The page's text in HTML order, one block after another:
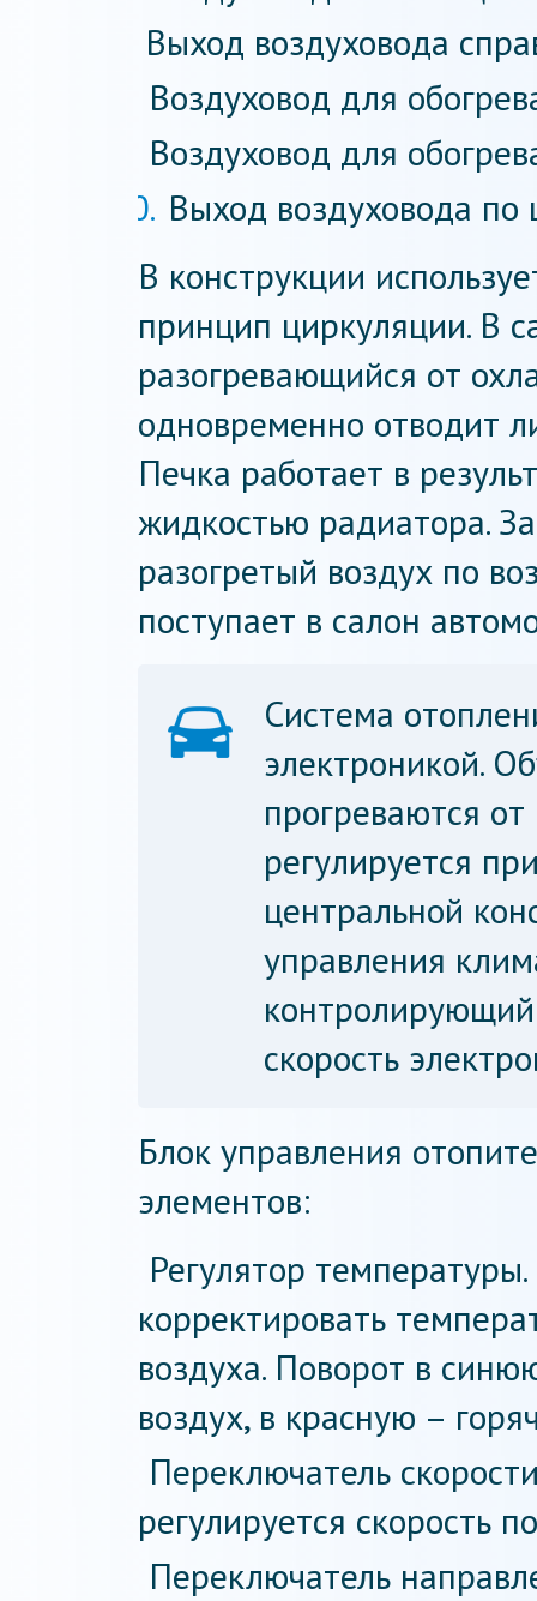
Выход воздуховода
Воздуховод для
Воздуховод для
Выход воздуховода по
В конструкции
принцип циркуляции. В
разогревающийся от
одновременно отводит
Печка работает в
жидкостью радиатора.
разогретый воздух по
поступает в салон
Система
электроникой.
прогреваются
регулируется
центральной
управления
скорость
Блок управления
элементов:
Регулятор
корректировать
воздуха. Поворот в
воздух, в красную –
Переключатель
регулируется скорость
Переключатель